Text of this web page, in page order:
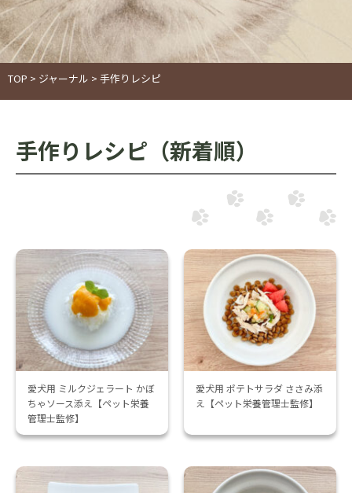
TOP > ジャーナル > 手作りレシピ
手作りレシピ（新着順）
愛犬用 ミルクジェラート かぼ
ちゃソース添え【ペット栄養
管理士監修】
愛犬用 ポテトサラダ ささみ添
え【ペット栄養管理士監修】